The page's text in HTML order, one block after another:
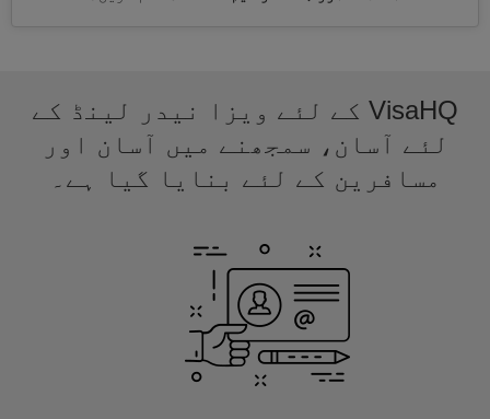
VisaHQ کے لئے ویزا نیدر لینڈ کے
لئے آسان، سمجھنے میں آسان اور
مسافرین کے لئے بنایا گیا ہے۔